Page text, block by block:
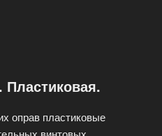
оправ пластиковые